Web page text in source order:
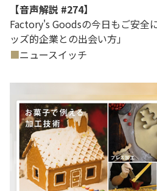
【音声解説 #274】
Factory's Goodsの今日もご安全
ッズ的企業との出会い方」
ニュースイッチ